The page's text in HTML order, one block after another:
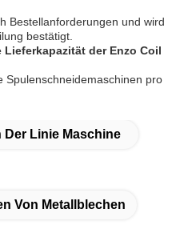
Bestellanforderungen und wird
bestätigt.
der Enzo Coil
Spulenschneidemaschinen pro
Linie Maschine
Von Metallblechen